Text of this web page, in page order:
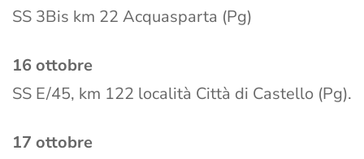
SS 3Bis km 22 Acquasparta (Pg)
16 ottobre
SS E/45, km 122 località Città di Castello (Pg).
17 ottobre